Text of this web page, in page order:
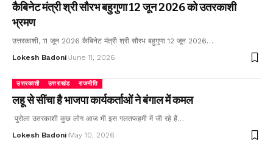
कैबिनेट मंत्री श्री सौरभ बहुगुणा 12 जून 2026 को उतरकाशी
भ्रमण
उत्तरकाशी, 11 जून 2026 कैबिनेट मंत्री श्री सौरभ बहुगुणा 12 जून 2026…
Lokesh Badoni June 11, 2026
उत्तरकाशी उत्तराखंड राजनीति
लहू से सींचा है भाजपा कार्यकर्ताओं ने बंगाल में कमल
पुरोला उतरकाशी कुछ लोग आज भी इस गलतफहमी में जी रहे हैं…
Lokesh Badoni May 10, 2026